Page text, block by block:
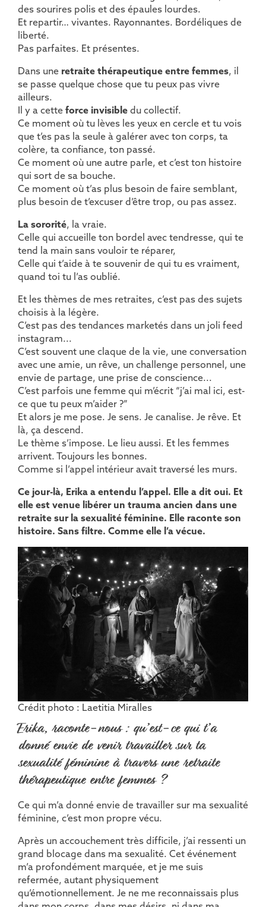
des sourires polis et des épaules lourdes.
Et repartir… vivantes. Rayonnantes. Bordéliques de
liberté.
Pas parfaites. Et présentes.
Dans une retraite thérapeutique entre femmes, il
se passe quelque chose que tu peux pas vivre
ailleurs.
Il y a cette force invisible du collectif.
Ce moment où tu lèves les yeux en cercle et tu vois
que t’es pas la seule à galérer avec ton corps, ta
colère, ta confiance, ton passé.
Ce moment où une autre parle, et c’est ton histoire
qui sort de sa bouche.
Ce moment où t’as plus besoin de faire semblant,
plus besoin de t’excuser d’être trop, ou pas assez.
La sororité, la vraie.
Celle qui accueille ton bordel avec tendresse, qui te
tend la main sans vouloir te réparer,
Celle qui t’aide à te souvenir de qui tu es vraiment,
quand toi tu l’as oublié.
Et les thèmes de mes retraites, c’est pas des sujets
choisis à la légère.
C’est pas des tendances marketés dans un joli feed
instagram...
C’est souvent une claque de la vie, une conversation
avec une amie, un rêve, un challenge personnel, une
envie de partage, une prise de conscience...
C’est parfois une femme qui m’écrit “j’ai mal ici, est-
ce que tu peux m’aider ?”
Et alors je me pose. Je sens. Je canalise. Je rêve. Et
là, ça descend.
Le thème s’impose. Le lieu aussi. Et les femmes
arrivent. Toujours les bonnes.
Comme si l’appel intérieur avait traversé les murs.
Ce jour-là, Erika a entendu l’appel. Elle a dit oui. Et
elle est venue libérer un trauma ancien dans une
retraite sur la sexualité féminine. Elle raconte son
histoire. Sans filtre. Comme elle l’a vécue.
Crédit photo : Laetitia Miralles
Erika, raconte-nous : qu’est-ce qui t’a
donné envie de venir travailler sur ta
sexualité féminine à travers une retraite
thérapeutique entre femmes ?
Ce qui m’a donné envie de travailler sur ma sexualité
féminine, c’est mon propre vécu.
Après un accouchement très difficile, j’ai ressenti un
grand blocage dans ma sexualité. Cet événement
m’a profondément marquée, et je me suis
refermée, autant physiquement
qu’émotionnellement. Je ne me reconnaissais plus